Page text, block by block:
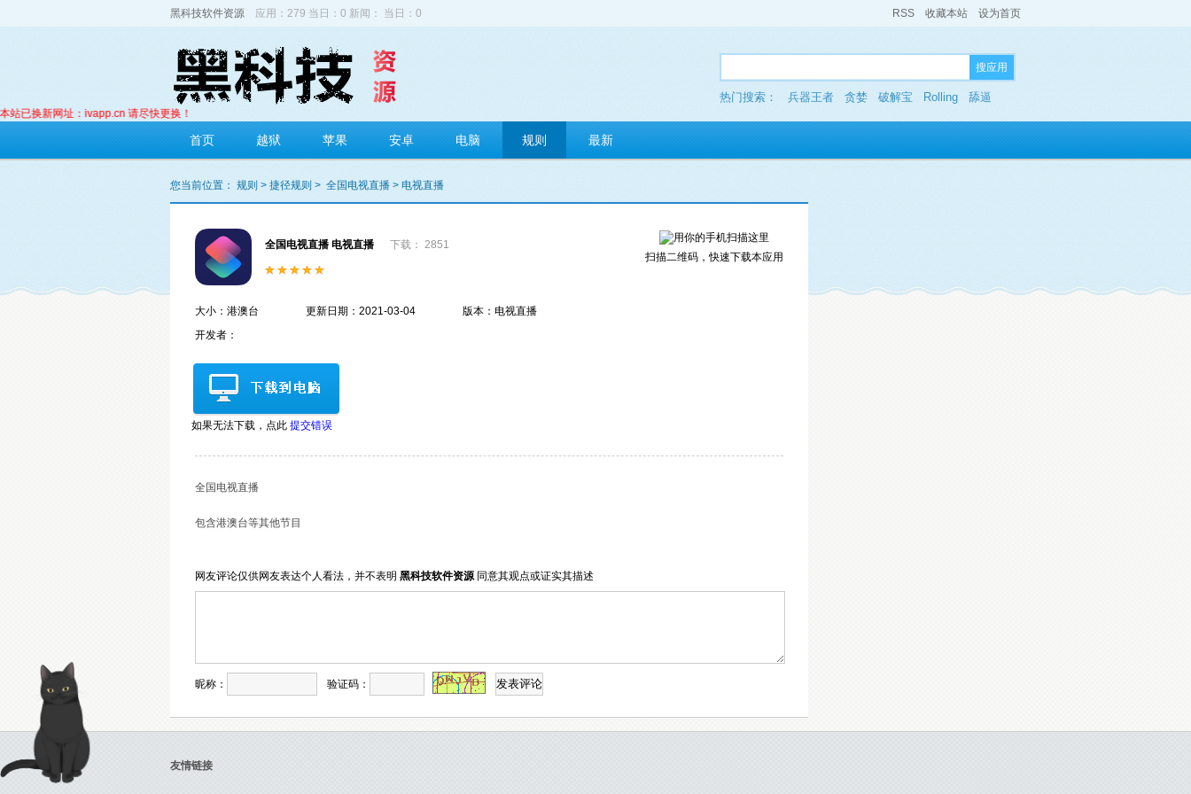
黑科技软件资源 应用：279 当日：0 新闻： 当日：0 RSS 收藏本站 设为首页
搜应用
热门搜索： 兵器王者 贪婪 破解宝 Rolling 舔逼
已换新网址：ivapp.cn 请尽快更换！
首页 越狱 苹果 安卓 电脑 规则 最新
您当前位置： 规则 > 捷径规则 > 全国电视直播 > 电视直播
扫描二维码，快速下载本应用
全国电视直播 电视直播 下载： 2851
大小：港澳台 更新日期：2021-03-04
版本：电视直播
开发者：
如果无法下载， 点此 提交错误
全国电视直播
包含港澳台等其他节目
网友评论仅供网友表达个人看法，并不表明 黑科技软件资源同意其观点或证实其描述
昵称： 验证码：
友情链接